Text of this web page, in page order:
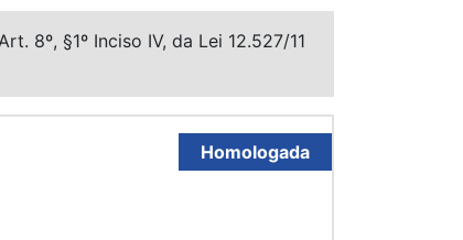
8º, §1º Inciso IV, da Lei 12.527/11
Homologada